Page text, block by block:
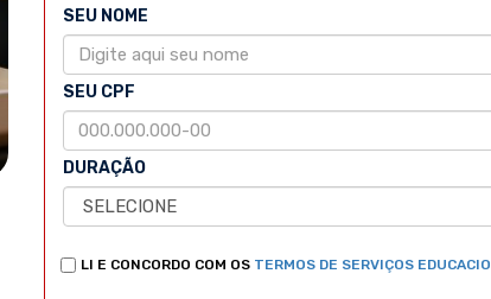
SEU NOME
SEU CPF
DURAÇÃO
LI E CONCORDO COM OS TERMOS DE SERVIÇOS